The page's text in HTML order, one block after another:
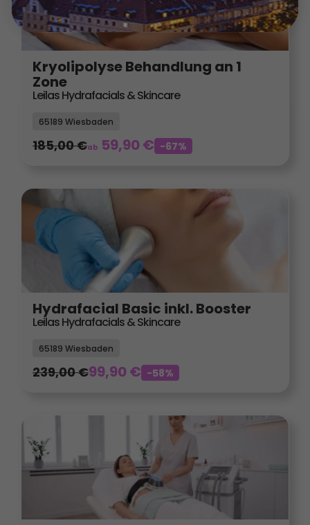
Kryolipolyse Behandlung an 1
Zone
Leilas Hydrafacials & Skincare
65189 Wiesbaden
185,00€ab 59,90€ -67%
Hydrafacial Basic inkl. Booster
Leilas Hydrafacials & Skincare
65189 Wiesbaden
239,00€99,90€ -58%